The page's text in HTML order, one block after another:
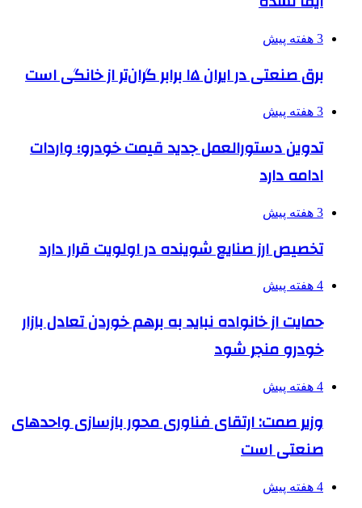
3 هفته پیش
برق صنعتی در ایران ۱۵ برابر گران‌تر از خانگی است
3 هفته پیش
تدوین دستورالعمل جدید قیمت خودرو؛ واردات
ادامه دارد
3 هفته پیش
تخصیص ارز صنایع شوینده در اولویت قرار دارد
4 هفته پیش
حمایت از خانواده نباید به برهم خوردن تعادل بازار
خودرو منجر شود
4 هفته پیش
وزیر صمت: ارتقای فناوری محور بازسازی واحدهای
صنعتی است
4 هفته پیش